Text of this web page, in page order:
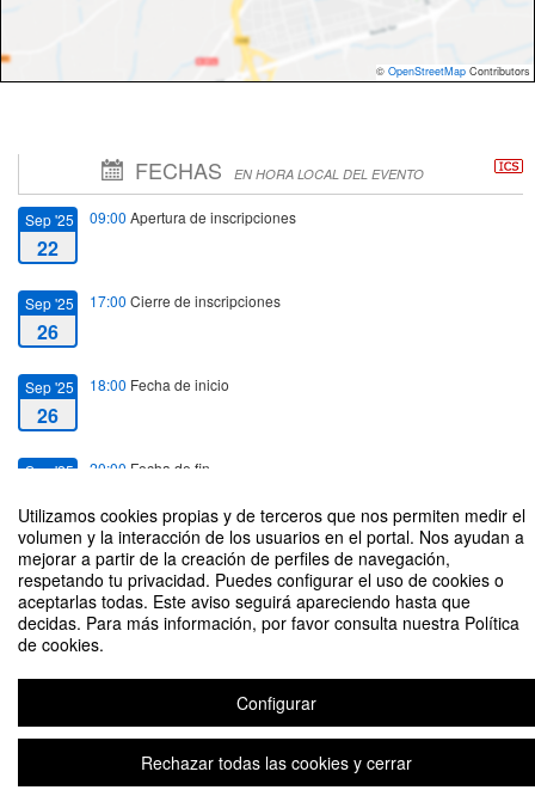
Utilizamos cookies propias y de terceros que nos permiten medir el
volumen y la interacción de los usuarios en el portal. Nos ayudan a
mejorar a partir de la creación de perfiles de navegación,
respetando tu privacidad. Puedes configurar el uso de cookies o
aceptarlas todas. Este aviso seguirá apareciendo hasta que
decidas. Para más información, por favor consulta nuestra Política
de cookies.
Configurar
Rechazar todas las cookies y cerrar
© OpenStreetMap Contributors
FECHAS EN HORA LOCAL DEL EVENTO
Sep '25
22
09:00 Apertura de inscripciones
Sep '25
26
17:00 Cierre de inscripciones
Sep '25
26
18:00 Fecha de inicio
Sep '25 20:00 Fecha de fin
La defensa de la libertad de expresión en las universidades
Aviso legal|Contacto
Plataforma de organización de eventos Symposium
Copyright © 2026